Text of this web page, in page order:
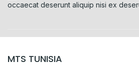
occaecat deserunt aliquip nisi ex
MTS TUNISIA